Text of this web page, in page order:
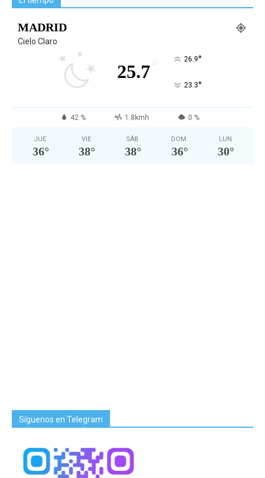
MADRID
Cielo Claro
25.7° 26.9°
23.3°
42 % 1.8kmh 0 %
JUE
36°
VIE
38°
SÁB
38°
DOM
36°
LUN
30°
Síguenos en Telegram